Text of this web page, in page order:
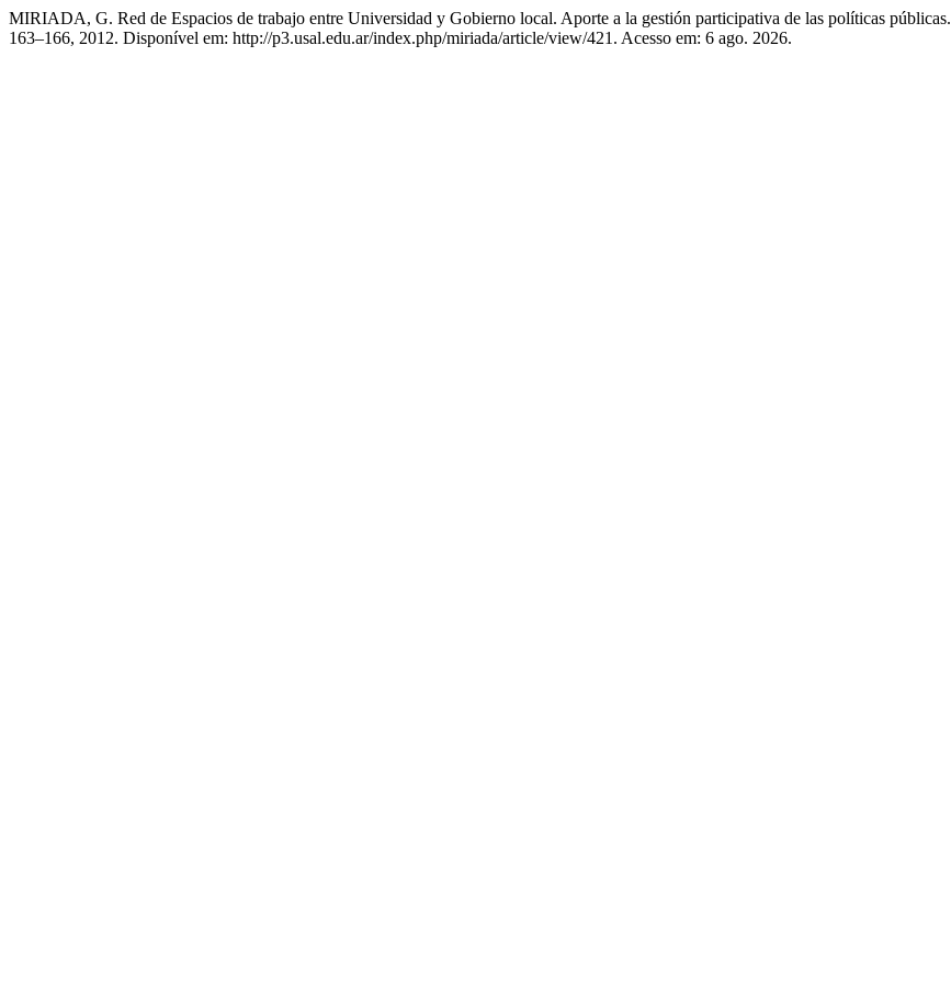
MIRIADA, G. Red de Espacios de trabajo entre Universidad y Gobierno local. Aporte a la gestión participativa de las políticas públicas.
163–166, 2012. Disponível em: http://p3.usal.edu.ar/index.php/miriada/article/view/421. Acesso em: 6 ago. 2026.